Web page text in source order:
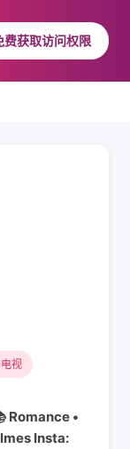
费获取访问权限
视
Romance •
Insta: